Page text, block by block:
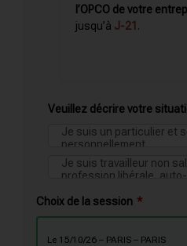
l’OPCO de votre
jusqu’à J-21 .
Veuillez décrire votre
Choix de la session
le 15/10/26 – PARIS – PARIS